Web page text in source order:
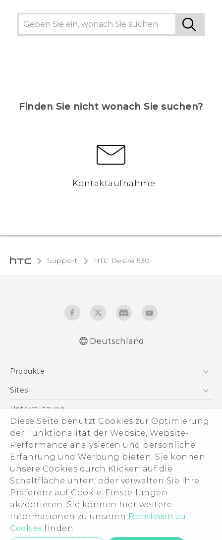
Diese Seite benutzt Cookies zur Optimierung
der Funktionalität der Website, Website-
Performance analysieren und persönliche
Erfahrung und Werbung bieten. Sie können
unsere Cookies durch Klicken auf die
Schaltfläche unten, oder verwalten Sie Ihre
Präferenz auf Cookie-Einstellungen
akzeptieren. Sie können hier weitere
Informationen zu unseren Richtlinien zu
Cookies finden.
Finden Sie nicht wonach Sie suchen?
Kontaktaufnahme
Support HTC Desire 530‎
English - User manual
Deutschland
Produkte
Smartphones
VIVE
Zubehör
Sites
HTC Dev
HTC Vive
Unterstützung
Unterstützung
eCommerce Support
Über HTC
ESG
Impressum
Investor
Cookie Preferences
Offene Stellen
Security and Privacy Whitepaper
© 2011-2026 HTC Corporation
Legal Terms